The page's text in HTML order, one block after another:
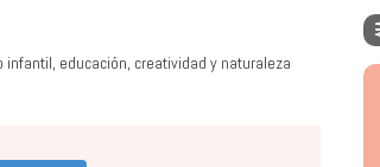
educación, creatividad y naturaleza